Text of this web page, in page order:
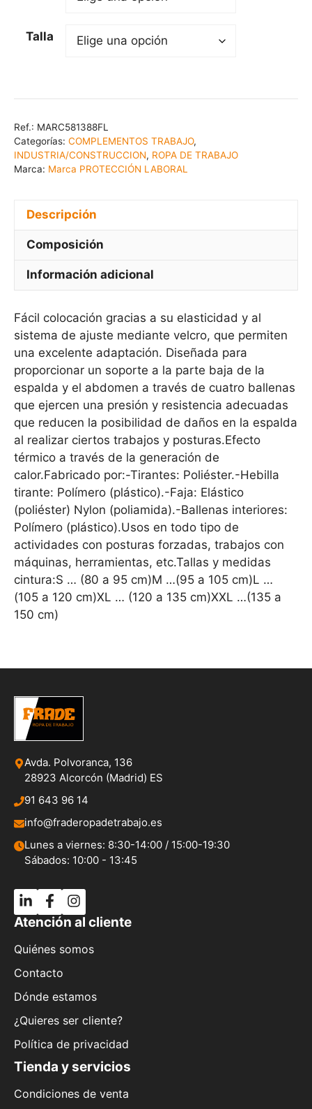
Talla
Ref.: MARC581388FL
Categorías: COMPLEMENTOS TRABAJO,
INDUSTRIA/CONSTRUCCION, ROPA DE TRABAJO
Marca: Marca PROTECCIÓN LABORAL
Descripción
Composición
Información adicional
Fácil colocación gracias a su elasticidad y al
sistema de ajuste mediante velcro, que permiten
una excelente adaptación. Diseñada para
proporcionar un soporte a la parte baja de la
espalda y el abdomen a través de cuatro ballenas
que ejercen una presión y resistencia adecuadas
que reducen la posibilidad de daños en la espalda
al realizar ciertos trabajos y posturas.Efecto
térmico a través de la generación de
calor.Fabricado por:-Tirantes: Poliéster.-Hebilla
tirante: Polímero (plástico).-Faja: Elástico
(poliéster) Nylon (poliamida).-Ballenas interiores:
Polímero (plástico).Usos en todo tipo de
actividades con posturas forzadas, trabajos con
máquinas, herramientas, etc.Tallas y medidas
cintura:S … (80 a 95 cm)M …(95 a 105 cm)L …
(105 a 120 cm)XL … (120 a 135 cm)XXL …(135 a
150 cm)
Avda. Polvoranca, 136
28923 Alcorcón (Madrid) ES
91 643 96 14
info@fraderopadetrabajo.es
Lunes a viernes: 8:30-14:00 / 15:00-19:30
Sábados: 10:00 - 13:45
Atención al cliente
Quiénes somos
Contacto
Dónde estamos
¿Quieres ser cliente?
Política de privacidad
Tienda y servicios
Condiciones de venta